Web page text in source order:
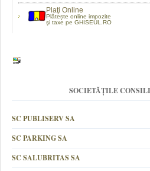
Plaţi Online
Plătește online impozite
şi taxe pe GHISEUL.RO
SOCIETĂȚILE
SC PUBLISERV SA
SC PARKING SA
SC SALUBRITAS SA